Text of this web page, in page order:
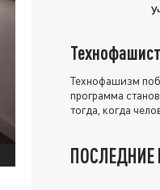
Технофашизм
программа
тогда, когда
ПОСЛЕДНИЕ